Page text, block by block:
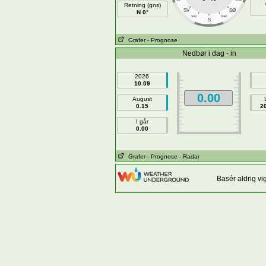
Retning (gns)
N 0°
SV SØ
SSV SSØ
S
Grafer - Prognose
Nedbør i dag - in
2026
10.09
August
0.15
I går
0.00
0.00
Grafer - Prognose - Radar
Basér aldrig